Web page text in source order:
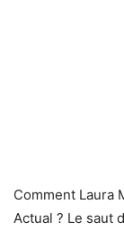
Comment Laura
Actual ? Le saut